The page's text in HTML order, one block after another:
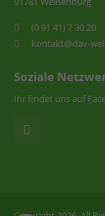
(0 91 41) 7 30 20
kontakt@dav-
Soziale
Ihr findet uns auf